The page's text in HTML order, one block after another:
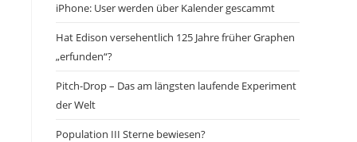
iPhone: User werden über Kalender gescammt
Hat Edison versehentlich 125 Jahre früher Graphen
„erfunden“?
Pitch-Drop – Das am längsten laufende Experiment
der Welt
Population III Sterne bewiesen?